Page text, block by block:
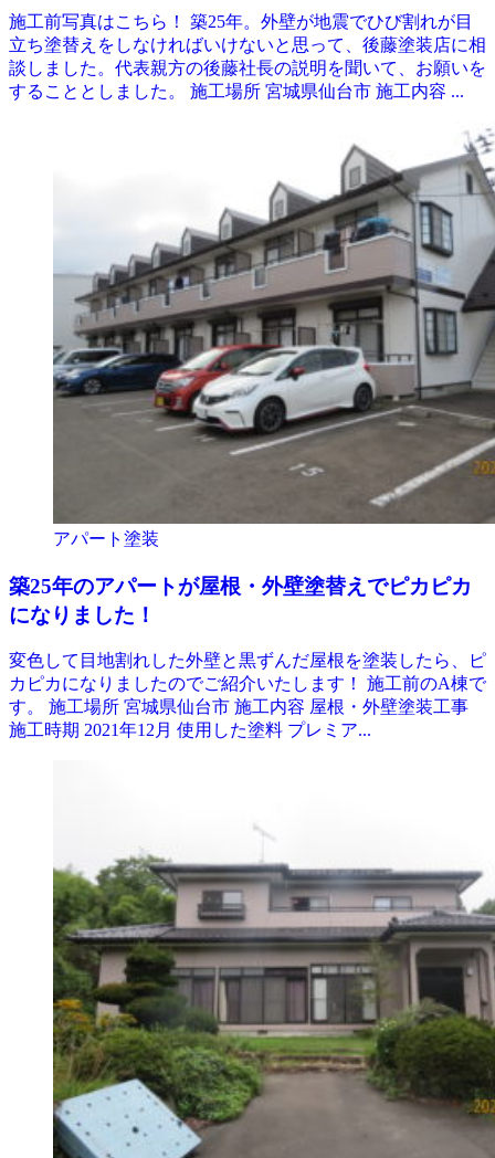
施工前写真はこちら！ 築25年。外壁が地震でひび割れが目
立ち塗替えをしなければいけないと思って、後藤塗装店に相
談しました。代表親方の後藤社長の説明を聞いて、お願いを
することとしました。 施工場所 宮城県仙台市 施工内容 ...
アパート塗装
築25年のアパートが屋根・外壁塗替えでピカピカ
になりました！
変色して目地割れした外壁と黒ずんだ屋根を塗装したら、ピ
カピカになりましたのでご紹介いたします！ 施工前のA棟で
す。 施工場所 宮城県仙台市 施工内容 屋根・外壁塗装工事
施工時期 2021年12月 使用した塗料 プレミア...